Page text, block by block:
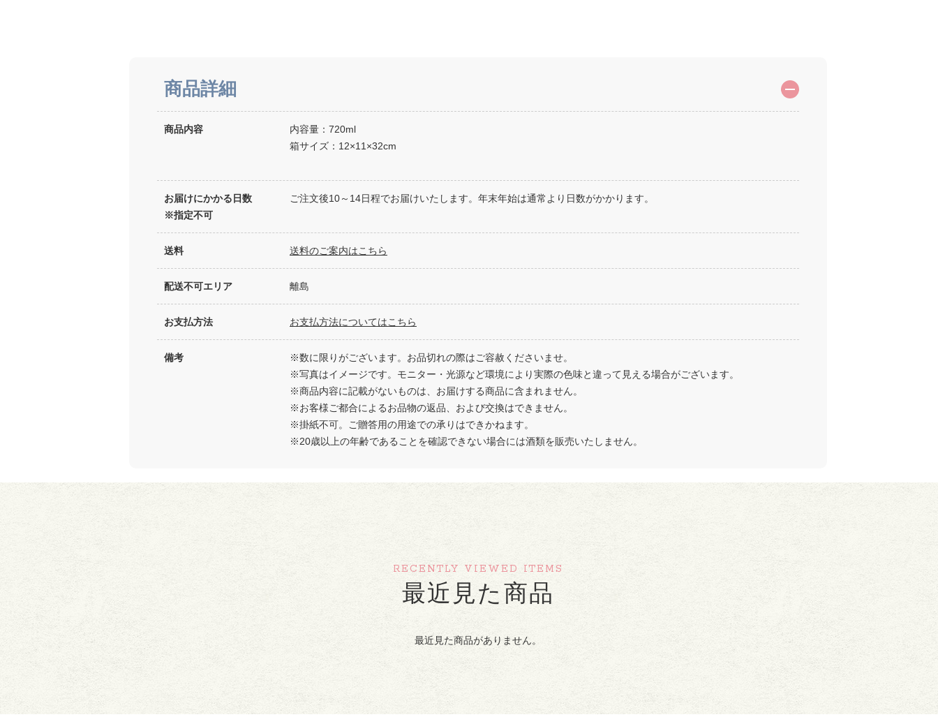
商品詳細
商品内容
内容量：720ml
箱サイズ：12×11×32cm
お届けにかかる日数
※指定不可
ご注文後10～14日程でお届けいたします。年末年始は通常より日数がかかります。
送料 送料のご案内はこちら
配送不可エリア 離島
お支払方法 お支払方法についてはこちら
備考
※数に限りがございます。お品切れの際はご容赦くださいませ。
※写真はイメージです。モニター・光源など環境により実際の色味と違って見える場合がございます。
※商品内容に記載がないものは、お届けする商品に含まれません。
※お客様ご都合によるお品物の返品、および交換はできません。
※掛紙不可。ご贈答用の用途での承りはできかねます。
※20歳以上の年齢であることを確認できない場合には酒類を販売いたしません。
RECENTLY VIEWED ITEMS
最近見た商品
最近見た商品がありません。